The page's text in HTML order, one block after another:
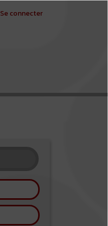
Se connecter